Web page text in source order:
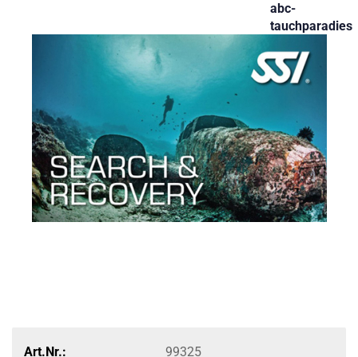
abc-
tauchparadies
Art.Nr.:
99325